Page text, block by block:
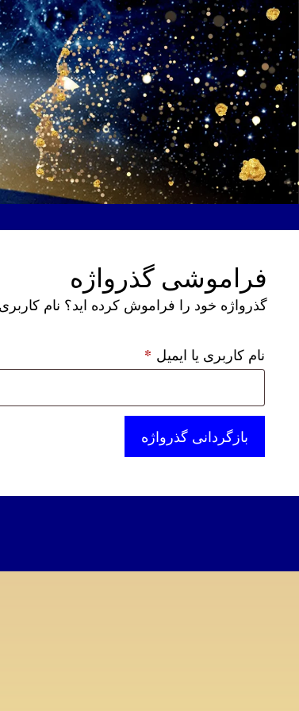
پرش
محتوا
فراموشی گذرواژه
گذرواژه خود را فراموش کرده اید؟ نام
نام کاربری یا ایمیل *
بازگردانی گذرواژه